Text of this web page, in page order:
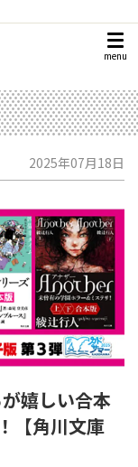
menu
2025年07月18日
嬉しい合本
【角川文庫